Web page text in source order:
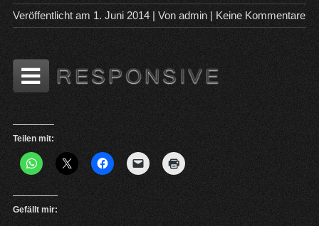
Veröffentlicht am 1. Juni 2014| Von admin| Keine Kommentare
Teilen mit:
Gefällt mir: